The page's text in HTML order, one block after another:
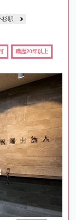
杉駅
職歴20年以上